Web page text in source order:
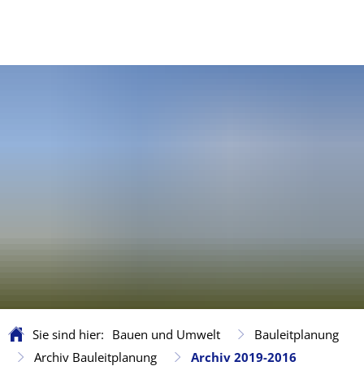
Sie sind hier: Bauen und Umwelt
Bauleitplanung
Archiv Bauleitplanung
Archiv 2019-2016